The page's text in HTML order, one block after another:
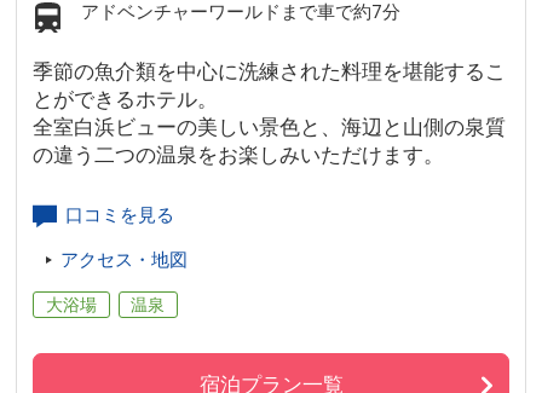
アドベンチャーワールドまで車で約7分
季節の魚介類を中心に洗練された料理を堪能するこ
とができるホテル。
全室白浜ビューの美しい景色と、海辺と山側の泉質
の違う二つの温泉をお楽しみいただけます。
口コミを見る
アクセス・地図
大浴場 温泉
宿泊プラン一覧